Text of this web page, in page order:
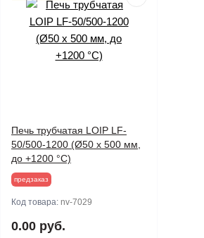
Печь трубчатая LOIP LF-
50/500-1200 (Ø50 х 500 мм,
до +1200 °С)
предзаказ
Код товара: nv-7029
0.00 руб.